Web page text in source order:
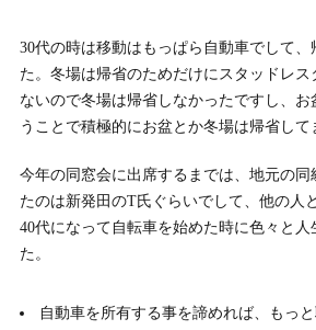
30代の時は移動はもっぱら自動車でして、
た。冬場は帰省のためだけにスタッドレ
ないので冬場は帰省しなかったですし、
うことで積極的にお盆とか冬場は帰省して
今年の同窓会に出席するまでは、地元の
たのは新発田のT氏ぐらいでして、他の人
40代になって自転車を始めた時に色々と人
た。
自動車を所有する事を諦めれば、もっ